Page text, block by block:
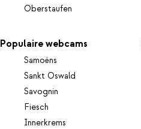
Oberstaufen
Populaire webcams
Samoëns
Sankt Oswald
Savognin
Fiesch
Innerkrems